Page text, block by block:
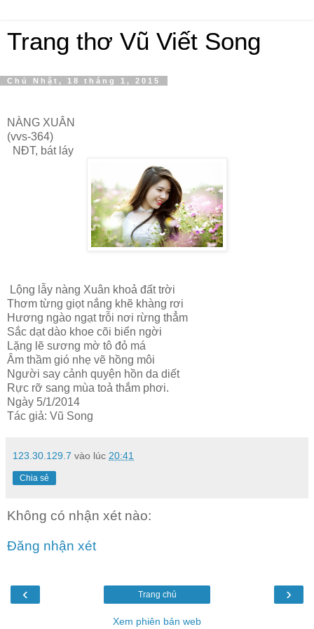
Trang thơ Vũ Viết Song
Chủ Nhật, 18 tháng 1, 2015
NÀNG XUÂN
(vvs-364)
NĐT, bát láy
Lộng lẫy nàng Xuân khoả đất trời
Thơm từng giọt nắng khẽ khàng rơi
Hương ngào ngạt trỗi nơi rừng thẳm
Sắc dạt dào khoe cõi biển ngời
Lặng lẽ sương mờ tô đỏ má
Âm thầm gió nhẹ vẽ hồng môi
Người say cảnh quyện hồn da diết
Rực rỡ sang mùa toả thắm phơi.
Ngày 5/1/2014
Tác giả: Vũ Song
123.30.129.7 vào lúc 20:41
Chia sẻ
Không có nhận xét nào:
Đăng nhận xét
‹ ›
Trang chủ
Xem phiên bản web